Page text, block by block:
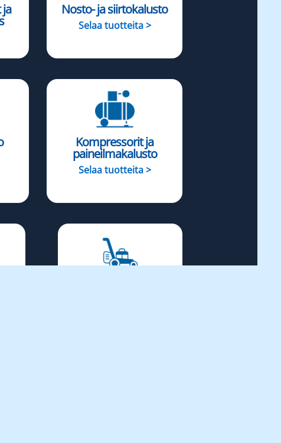
Nosto- ja siirtokalusto
Selaa tuotteita >
Kompressorit ja
paineilmakalusto
Selaa tuotteita >